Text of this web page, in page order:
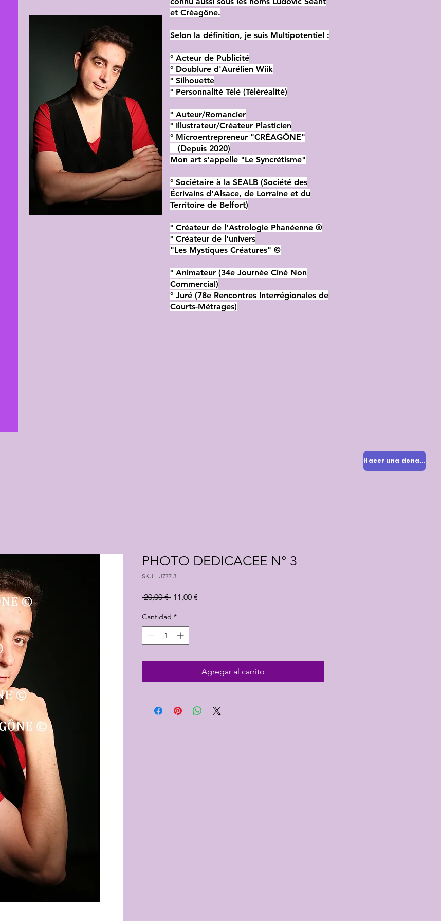
et Créagône.
Selon la définition, je suis Multipotentiel :
° Acteur de Publicité
° Doublure d'Aurélien Wiik
° Silhouette
° Personnalité Télé (Téléréalité)
° Auteur/Romancier
° Illustrateur/Créateur Plasticien
° Microentrepreneur "CRÉAGÔNE"
(Depuis 2020)
Mon art s'appelle "Le Syncrétisme"
° Sociétaire à la SEALB (Société des
Écrivains d'Alsace, de Lorraine et du
Territoire de Belfort)
° Créateur de l'Astrologie Phanéenne ®
° Créateur de l'univers
"Les Mystiques Créatures" ©
° Animateur (34e Journée Ciné Non
Commercial)
° Juré (78e Rencontres Interrégionales de
Courts-Métrages)
Hacer una donación
PHOTO DEDICACEE N° 3
SKU: LJ777.3
20,00 € Precio
11,00 €
Cantidad *
Agregar al carrito